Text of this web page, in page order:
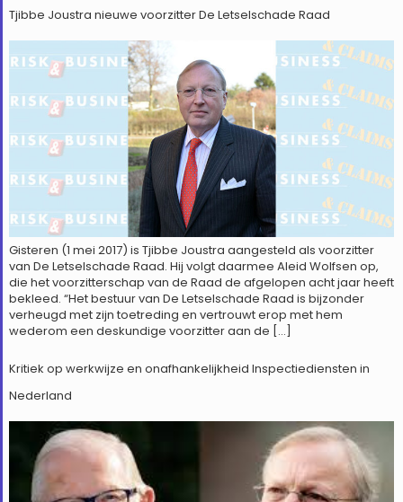
Tjibbe Joustra nieuwe voorzitter De Letselschade Raad
Gisteren (1 mei 2017) is Tjibbe Joustra aangesteld als voorzitter
van De Letselschade Raad. Hij volgt daarmee Aleid Wolfsen op,
die het voorzitterschap van de Raad de afgelopen acht jaar heeft
bekleed. “Het bestuur van De Letselschade Raad is bijzonder
verheugd met zijn toetreding en vertrouwt erop met hem
wederom een deskundige voorzitter aan de […]
Kritiek op werkwijze en onafhankelijkheid Inspectiediensten in
Nederland